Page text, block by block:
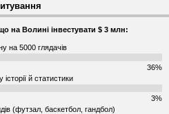
на Волині інвестувати $ 3 млн:
на 5000 глядачів
36%
й статистики
3%
(футзал, баскетбол, гандбол)